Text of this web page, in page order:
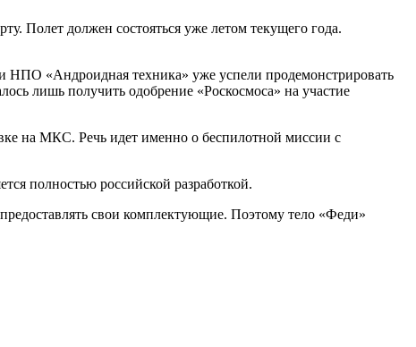
Полет должен состояться уже летом текущего года.
НПО «Андроидная техника» уже успели продемонстрировать
лишь получить одобрение «Роскосмоса» на участие
на МКС. Речь идет именно о беспилотной миссии с
полностью российской разработкой.
свои комплектующие. Поэтому тело «Феди»